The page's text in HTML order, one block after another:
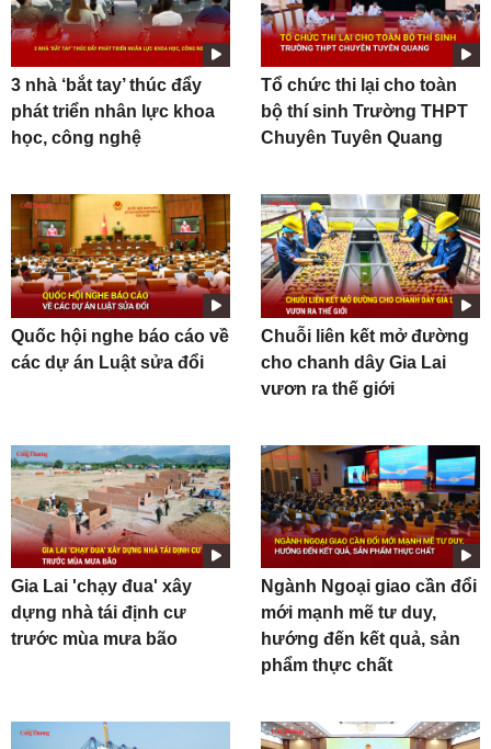
3 nhà ‘bắt tay’ thúc đẩy
phát triển nhân lực khoa
học, công nghệ
Tổ chức thi lại cho toàn
bộ thí sinh Trường THPT
Chuyên Tuyên Quang
Quốc hội nghe báo cáo về
các dự án Luật sửa đổi
Chuỗi liên kết mở đường
cho chanh dây Gia Lai
vươn ra thế giới
Gia Lai 'chạy đua' xây
dựng nhà tái định cư
trước mùa mưa bão
Ngành Ngoại giao cần đổi
mới mạnh mẽ tư duy,
hướng đến kết quả, sản
phẩm thực chất